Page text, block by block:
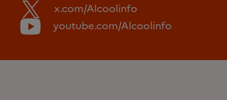
x.com/Alcoolinfo
youtube.com/Alcoolinfo